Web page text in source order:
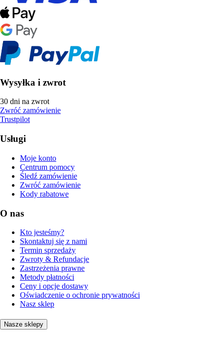
Wysyłka i zwrot
30 dni na zwrot
Zwróć zamówienie
Trustpilot
Usługi
Moje konto
Centrum pomocy
Śledź zamówienie
Zwróć zamówienie
Kody rabatowe
O nas
Kto jesteśmy?
Skontaktuj się z nami
Termin sprzedaży
Zwroty & Refundacje
Zastrzeżenia prawne
Metody płatności
Ceny i opcje dostawy
Oświadczenie o ochronie prywatności
Nasz sklep
Nasze sklepy